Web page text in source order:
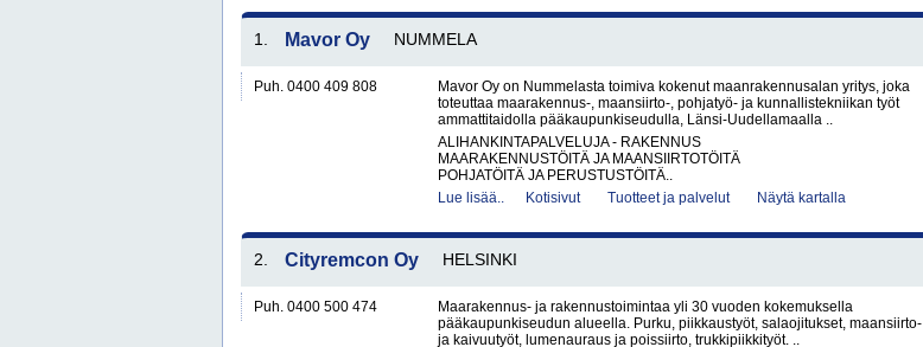
1. Mavor Oy NUMMELA
Puh. 0400 409 808
Mavor Oy on Nummelasta toimiva kokenut maanrakennusalan yritys, joka
toteuttaa maarakennus-, maansiirto-, pohjatyö- ja kunnallistekniikan työt
ammattitaidolla pääkaupunkiseudulla, Länsi-Uudellamaalla ..
ALIHANKINTAPALVELUJA - RAKENNUS
MAARAKENNUSTÖITÄ JA MAANSIIRTOTÖITÄ
POHJATÖITÄ JA PERUSTUSTÖITÄ..
Lue lisää..
Kotisivut Tuotteet ja palvelut Näytä kartalla
2. Cityremcon Oy HELSINKI
Puh. 0400 500 474
Maarakennus- ja rakennustoimintaa yli 30 vuoden kokemuksella
pääkaupunkiseudun alueella. Purku, piikkaustyöt, salaojitukset, maansiirto-
ja kaivuutyöt, lumenauraus ja poissiirto, trukkipiikkityöt. ..